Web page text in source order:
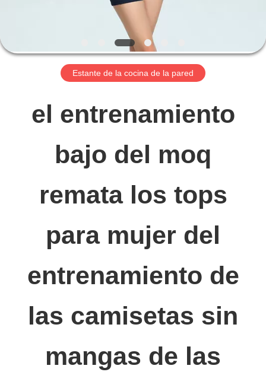
DE
FÁBRICA
CONTROL
CALIDAD
ÉNTRENOS
CONTACTO
Estante de la cocina de la pared
el entrenamiento
bajo del moq
remata los tops
para mujer del
entrenamiento de
las camisetas sin
mangas de las